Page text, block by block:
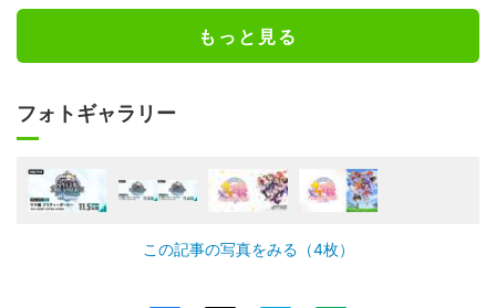
もっと見る
フォトギャラリー
この記事の写真をみる（4枚）